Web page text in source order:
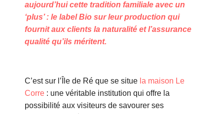
aujourd’hui cette tradition familiale avec un
‘plus’ : le label Bio sur leur production qui
fournit aux clients la naturalité et l’assurance
qualité qu’ils méritent.
C’est sur l’Île de Ré que se situe la maison Le
Corre : une véritable institution qui offre la
possibilité aux visiteurs de savourer ses